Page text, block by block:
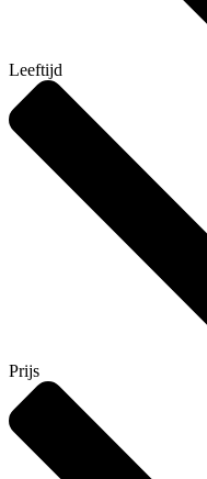
Leeftijd
Prijs